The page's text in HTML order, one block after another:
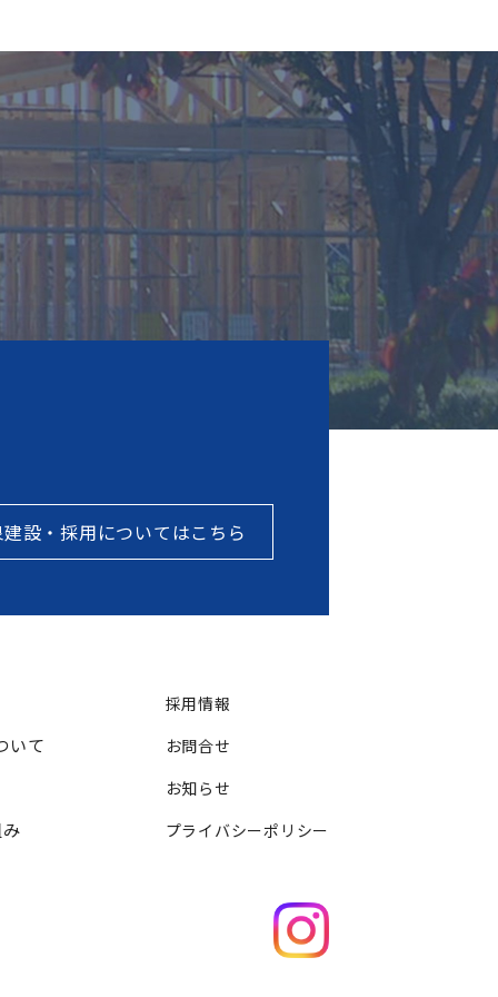
設・採用についてはこちら
いて
採用情報
お問合せ
お知らせ
プライバシーポリシー